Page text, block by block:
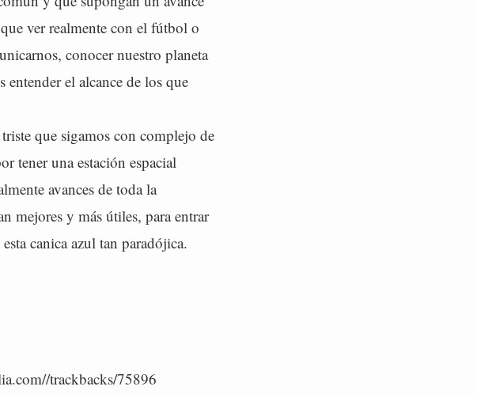
ver realmente con el fútbol o
conocer nuestro planeta
el alcance de los que
que sigamos con complejo de
tener una estación espacial
avances de toda la
mejores y más útiles, para entrar
canica azul tan paradójica.
trackbacks/75896